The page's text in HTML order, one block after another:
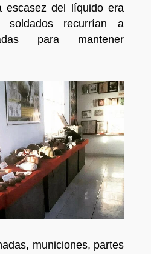
escasez del líquido era
recurrían a
para mantener
municiones, partes